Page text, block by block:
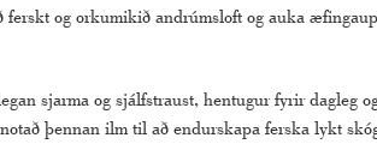
og orkumikið andrúmsloft og auka
sjarma og sjálfstraust, hentugur fyrir dagleg
þennan ilm til að endurskapa ferska lykt